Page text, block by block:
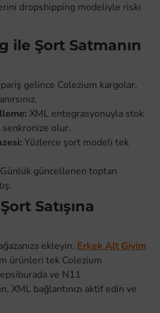
dropshipping modeliyle riski
ile Şort Satmanın
gelince Colezium kargolar,
XML entegrasyonuyla stok
olur.
Yüzlerce şort modeli tek
Günlük güncellenen toptan
Satışına
ekleyin. Erkek Alt Giyim
ürünleri tek Colezium
ve N11
XML bağlantınızı aktif edin ve